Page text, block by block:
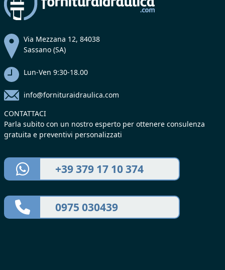
Via Mezzana 12, 84038
Sassano (SA)
Lun-Ven 9:30-18.00
info@fornituraidraulica.com
CONTATTACI
Parla subito con un nostro esperto per ottenere consulenza
gratuita e preventivi personalizzati
+39 379 17 10 374
0975 030439